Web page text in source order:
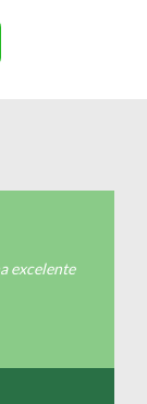
excelente